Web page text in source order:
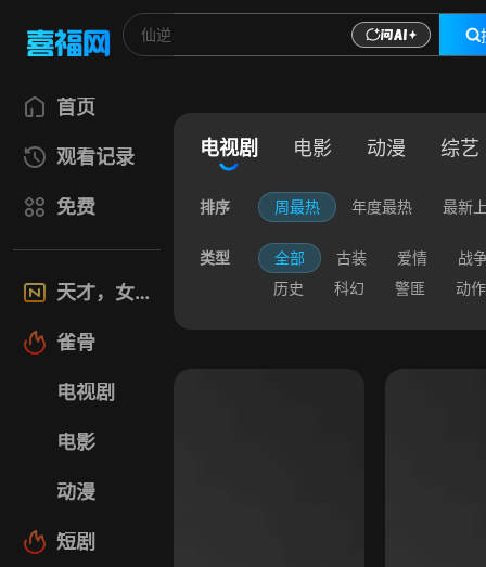
首页
观看记录
免费
天才，女友
雀骨
电视剧
电影
动漫
短剧
电视剧 电影 动漫 综艺
排序 周最热 年度最热 最新
类型 全部 古装 爱情
战
历史
科幻 警匪 动作